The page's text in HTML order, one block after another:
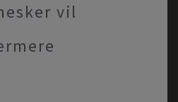
vil